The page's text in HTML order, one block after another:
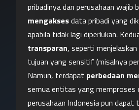
pribadinya dan perusahaan wajib
mengakses data pribadi yang
transparan, seperti
tujuan yang sensitif (misalnya
Namun, terdapat perbedaan
semua entitas yang memproses
perusahaan Indonesia pun dapat